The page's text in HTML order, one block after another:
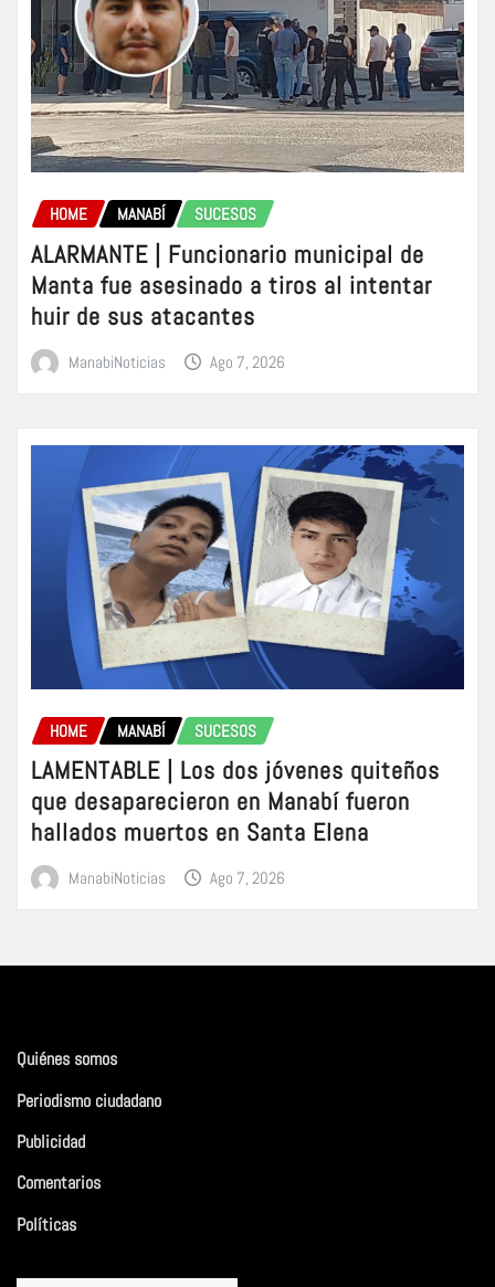
HOME MANABÍ SUCESOS
ALARMANTE | Funcionario municipal de
Manta fue asesinado a tiros al intentar
huir de sus atacantes
ManabiNoticias Ago 7, 2026
HOME MANABÍ SUCESOS
LAMENTABLE | Los dos jóvenes quiteños
que desaparecieron en Manabí fueron
hallados muertos en Santa Elena
ManabiNoticias Ago 7, 2026
Quiénes somos
Periodismo ciudadano
Publicidad
Comentarios
Políticas